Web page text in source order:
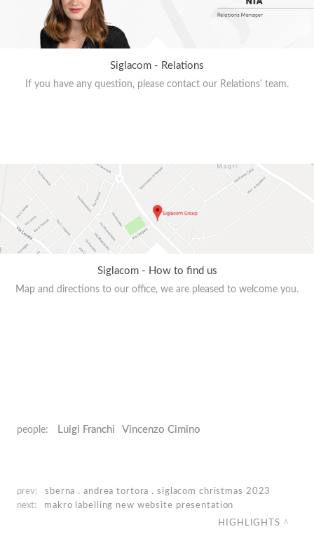
Siglacom - Relations
If you have any question, please contact our Relations' team.
Siglacom - How to find us
Map and directions to our office, we are pleased to welcome you.
people: Luigi Franchi Vincenzo Cimino
prev: sberna . andrea tortora . siglacom christmas 2023
next:
makro labelling new website presentation
HIGHLIGHTS